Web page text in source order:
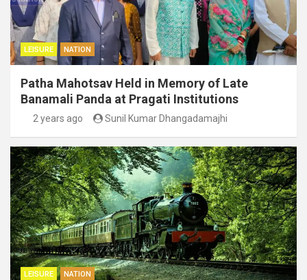
LEISURE NATION
Patha Mahotsav Held in Memory of Late
Banamali Panda at Pragati Institutions
2 years ago Sunil Kumar Dhangadamajhi
LEISURE NATION